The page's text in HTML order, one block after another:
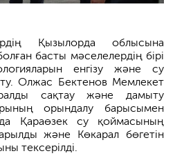
Қызылорда облысына
басты мәселелердің бірі
енгізу және су
Олжас Бектенов Мемлекет
сақтау және дамыту
орындалу барысымен
Қараөзек су қоймасының
және Көкарал бөгетін
тексерілді.